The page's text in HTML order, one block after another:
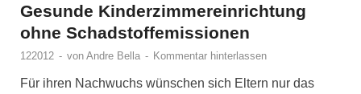
Gesunde Kinderzimmereinrichtung
ohne Schadstoffemissionen
122012 - von Andre Bella - Kommentar hinterlassen
Für ihren Nachwuchs wünschen sich Eltern nur das